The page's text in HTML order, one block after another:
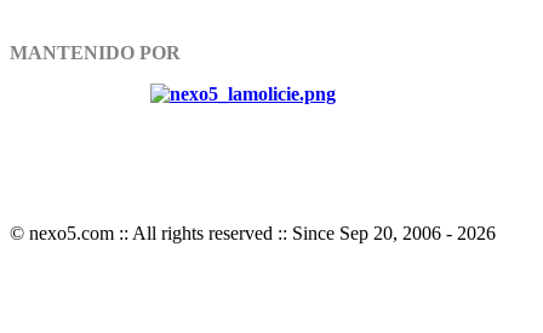
MANTENIDO POR
© nexo5.com :: All rights reserved :: Since Sep 20, 2006 - 2026